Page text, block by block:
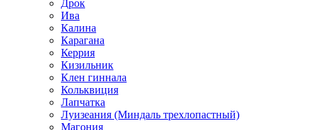
Дрок
Ива
Калина
Карагана
Керрия
Кизильник
Клен гиннала
Кольквиция
Лапчатка
Луизеания (Миндаль трехлопастный)
Магония